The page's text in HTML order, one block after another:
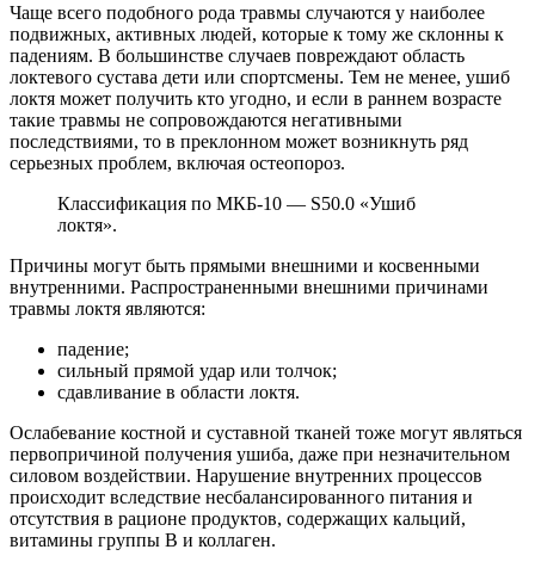
Чаще всего подобного рода травмы случаются у наиболее
подвижных, активных людей, которые к тому же склонны к
падениям. В большинстве случаев повреждают область
локтевого сустава дети или спортсмены. Тем не менее, ушиб
локтя может получить кто угодно, и если в раннем возрасте
такие травмы не сопровождаются негативными
последствиями, то в преклонном может возникнуть ряд
серьезных проблем, включая остеопороз.
Классификация по МКБ-10 — S50.0 «Ушиб
локтя».
Причины могут быть прямыми внешними и косвенными
внутренними. Распространенными внешними причинами
травмы локтя являются:
падение;
сильный прямой удар или толчок;
сдавливание в области локтя.
Ослабевание костной и суставной тканей тоже могут являться
первопричиной получения ушиба, даже при незначительном
силовом воздействии. Нарушение внутренних процессов
происходит вследствие несбалансированного питания и
отсутствия в рационе продуктов, содержащих кальций,
витамины группы В и коллаген.